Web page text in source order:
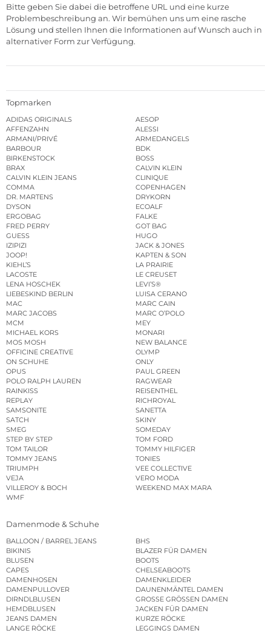
Bitte geben Sie dabei die betroffene URL und eine kurze
Problembeschreibung an. Wir bemühen uns um eine rasche
Lösung und stellen Ihnen die Informationen auf Wunsch auch in
alternativer Form zur Verfügung.
Topmarken
ADIDAS ORIGINALS
AESOP
AFFENZAHN
ALESSI
ARMANI/PRIVÉ
ARMEDANGELS
BARBOUR
BDK
BIRKENSTOCK
BOSS
BRAX
CALVIN KLEIN
CALVIN KLEIN JEANS
CLINIQUE
COMMA
COPENHAGEN
DR. MARTENS
DRYKORN
DYSON
ECOALF
ERGOBAG
FALKE
FRED PERRY
GOT BAG
GUESS
HUGO
IZIPIZI
JACK & JONES
JOOP!
KAPTEN & SON
KIEHL’S
LA PRAIRIE
LACOSTE
LE CREUSET
LENA HOSCHEK
LEVI’S®
LIEBESKIND BERLIN
LUISA CERANO
MAC
MARC CAIN
MARC JACOBS
MARC O’POLO
MCM
MEY
MICHAEL KORS
MONARI
MOS MOSH
NEW BALANCE
OFFICINE CREATIVE
OLYMP
ON SCHUHE
ONLY
OPUS
PAUL GREEN
POLO RALPH LAUREN
RAGWEAR
RAINKISS
REISENTHEL
REPLAY
RICHROYAL
SAMSONITE
SANETTA
SATCH
SKINY
SMEG
SOMEDAY
STEP BY STEP
TOM FORD
TOM TAILOR
TOMMY HILFIGER
TOMMY JEANS
TONIES
TRIUMPH
VEE COLLECTIVE
VEJA
VERO MODA
VILLEROY & BOCH
WEEKEND MAX MARA
WMF
Damenmode & Schuhe
BALLOON / BARREL JEANS
BHS
BIKINIS
BLAZER FÜR DAMEN
BLUSEN
BOOTS
CAPES
CHELSEABOOTS
DAMENHOSEN
DAMENKLEIDER
DAMENPULLOVER
DAUNENMÄNTEL DAMEN
DIRNDLBLUSEN
GROSSE GRÖSSEN DAMEN
HEMDBLUSEN
JACKEN FÜR DAMEN
JEANS DAMEN
KURZE RÖCKE
LANGE RÖCKE
LEGGINGS DAMEN